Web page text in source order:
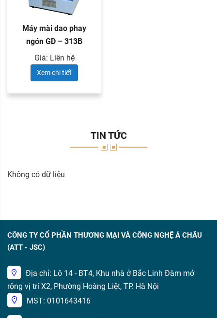
Máy mài dao phay
ngón GD – 313B
Giá: Liên hệ
Xem chi tiết
TIN TỨC
Không có dữ liệu
CÔNG TY CỔ PHẦN THƯƠNG MẠI VÀ CÔNG NGHỆ Á CHÂU
(ATT - JSC)
Địa chỉ: Lô 14 - BT4, Khu nhà ở Bắc Linh Đàm mở
rộng vị trí X2, Phường Hoàng Liệt, TP. Hà Nội
MST: 0101643416